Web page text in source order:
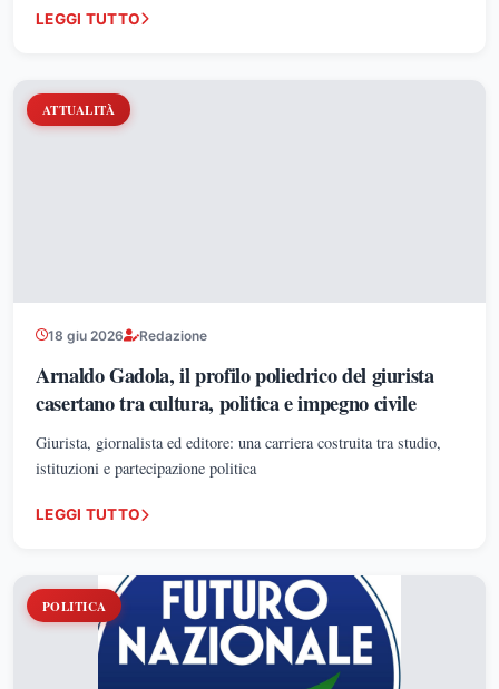
unisce conoscenza, esperienza e determinazione
LEGGI TUTTO
ATTUALITÀ
18 giu 2026 Redazione
Arnaldo Gadola, il profilo poliedrico del giurista
casertano tra cultura, politica e impegno civile
Giurista, giornalista ed editore: una carriera costruita tra studio,
istituzioni e partecipazione politica
LEGGI TUTTO
POLITICA